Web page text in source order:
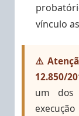
vínculo
⚠️
12.850/
um dos